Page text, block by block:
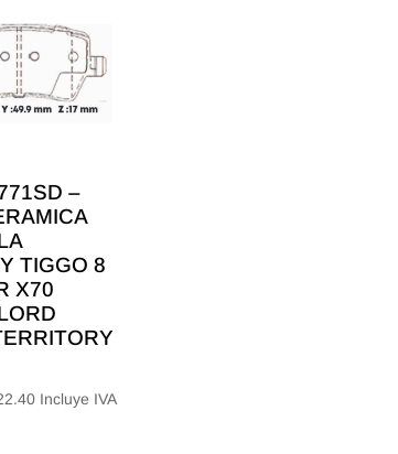
–
TIGGO 8
X70
Rango
Incluye IVA